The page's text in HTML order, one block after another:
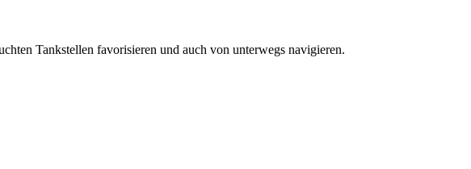
Tankstellen favorisieren und auch von unterwegs navigieren.